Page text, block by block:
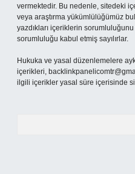
vermektedir. Bu nedenle, sitedeki
veya araştırma yükümlülüğümüz
yazdıkları içeriklerin
sorumluluğu kabul etmiş sayılırlar.
Hukuka ve yasal düzenlemelere
içerikleri,
ilgili içerikler yasal süre içerisinde